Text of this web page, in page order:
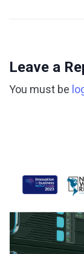
Leave a
You must be